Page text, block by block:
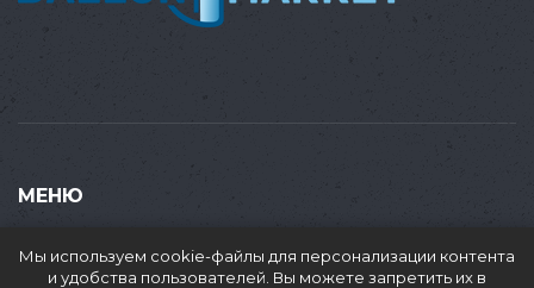
МЕНЮ
Продать
Мы используем cookie-файлы для персонализации контента
и удобства пользователей. Вы можете запретить их в